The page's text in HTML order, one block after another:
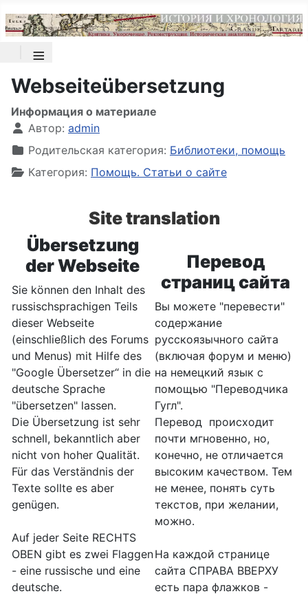
≡
Webseiteübersetzung
Информация о материале
Автор: admin
Родительская категория: Библиотеки, помощь
Категория: Помощь. Статьи о сайте
Site translation
Übersetzung
der Webseite
Sie können den Inhalt des
russischsprachigen Teils
dieser Webseite
(einschließlich des Forums
und Menus) mit Hilfe des
"Google Übersetzer“ in die
deutsche Sprache
"übersetzen" lassen.
Die Übersetzung ist sehr
schnell, bekanntlich aber
nicht von hoher Qualität.
Für das Verständnis der
Texte sollte es aber
genügen.
Auf jeder Seite RECHTS
OBEN gibt es zwei Flaggen
- eine russische und eine
deutsche.
Перевод
страниц сайта
Вы можете "перевести"
содержание
русскоязычного сайта
(включая форум и меню)
на немецкий язык с
помощью "Переводчика
Гугл".
Перевод происходит
почти мгновенно, но,
конечно, не отличается
высоким качеством. Тем
не менее, понять суть
текстов, при желании,
можно.
На каждой странице
сайта СПРАВА ВВЕРХУ
есть пара флажков -